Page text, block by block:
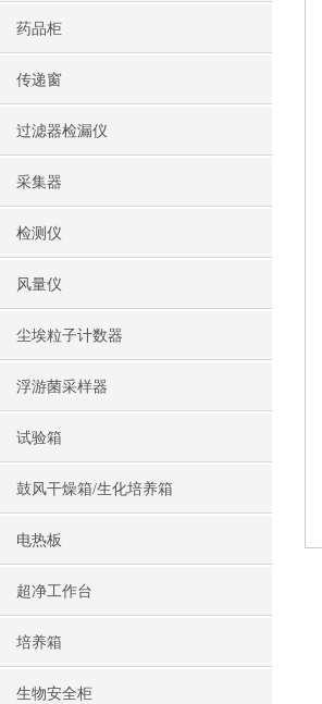
药品柜
传递窗
过滤器检漏仪
采集器
检测仪
风量仪
尘埃粒子计数器
浮游菌采样器
试验箱
鼓风干燥箱/生化培养箱
电热板
超净工作台
培养箱
生物安全柜